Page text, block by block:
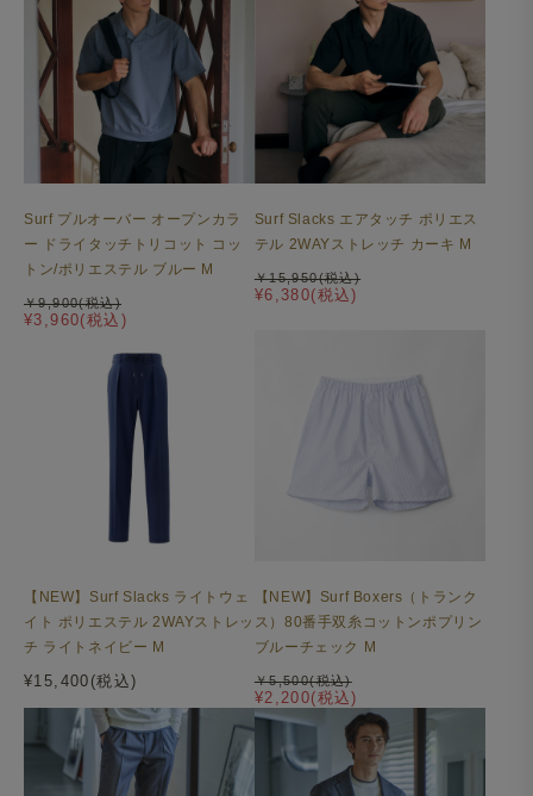
Surf プルオーバー オープンカラ
ー ドライタッチトリコット コッ
トン/ポリエステル ブルー M
¥3,960(税込)
￥9,900(税込)
Surf Slacks エアタッチ ポリエス
テル 2WAYストレッチ カーキ M
¥6,380(税込)
￥15,950(税込)
【NEW】Surf Slacks ライトウェ
イト ポリエステル 2WAYストレッ
チ ライトネイビー M
¥15,400(税込)
【NEW】Surf Boxers（トランク
ス）80番手双糸コットンポプリン
ブルーチェック M
¥2,200(税込)
￥5,500(税込)